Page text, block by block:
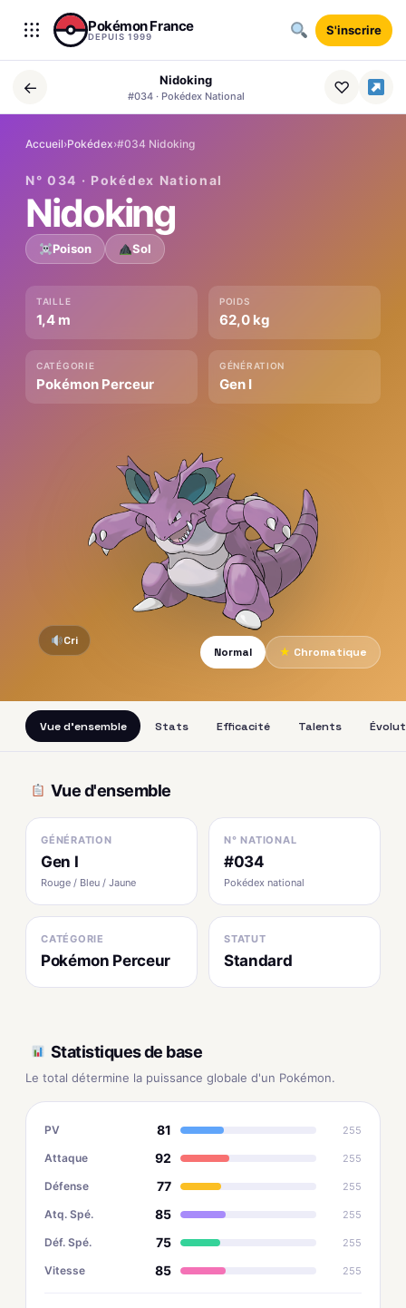
Aller au contenu
Pokémon France
DEPUIS 1999 S'inscrire
← Nidoking
#034 · Pokédex National ♡
Accueil›Pokédex›#034 Nidoking
N° 034 · Pokédex National
Nidoking
Poison Sol
TAILLE
1,4 m
POIDS
62,0 kg
CATÉGORIE
Pokémon Perceur
GÉNÉRATION
Gen I
Cri
Normal
★ Chromatique
Vue d'ensemble Stats Efficacité Talents
Vue d'ensemble
GÉNÉRATION
Gen I
Rouge / Bleu / Jaune
N° NATIONAL
#034
Pokédex national
CATÉGORIE
Pokémon Perceur
STATUT
Standard
Statistiques de base
Le total détermine la puissance globale d'un Pokémon.
PV 81 255
Attaque 92 255
Défense 77 255
Atq. Spé. 85 255
Déf. Spé. 75 255
Vitesse 85 255